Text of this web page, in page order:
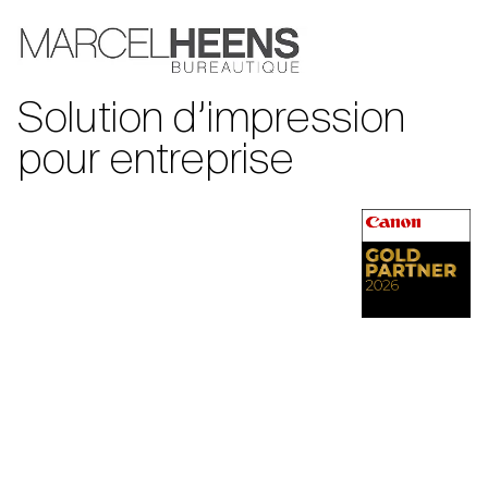
Solution d’impression
pour entreprise